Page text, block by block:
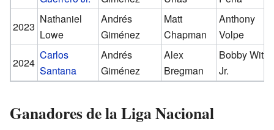
2023
Nathaniel
Lowe
Andrés
Giménez
Matt
Chapman
Anthony
Volpe
2024
Carlos
Santana
Andrés
Giménez
Alex
Bregman
Bobby Witt
Jr.
Ganadores de la Liga Nacional